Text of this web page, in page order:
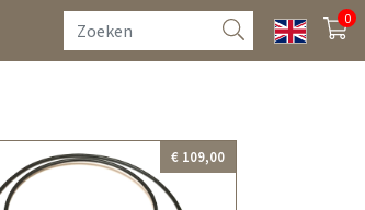
0
€ 109,00